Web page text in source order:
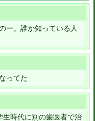
ー。誰か知っている人
ってた
時代に別の歯医者で治